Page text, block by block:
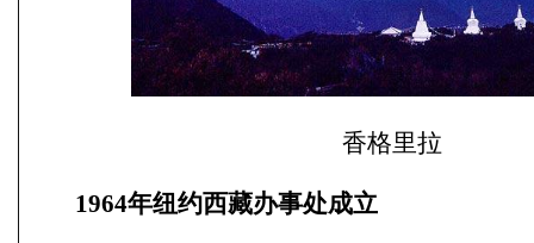
香格里拉
1964年纽约西藏办事处成立